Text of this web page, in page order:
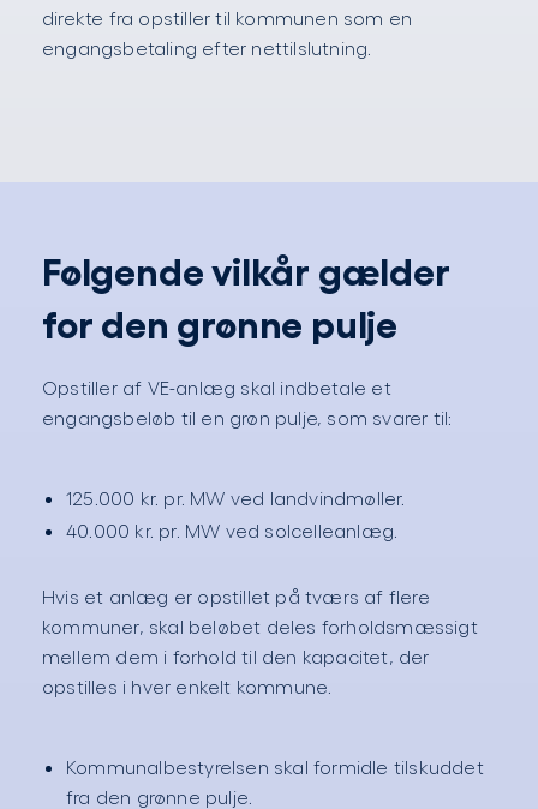
direkte fra opstiller til kommunen som en
engangsbetaling efter nettilslutning.
Følgende vilkår gælder
for den grønne pulje
Opstiller af VE-anlæg skal indbetale et
engangsbeløb til en grøn pulje, som svarer til:
125.000 kr. pr. MW ved landvindmøller.
40.000 kr. pr. MW ved solcelleanlæg.
Hvis et anlæg er opstillet på tværs af flere
kommuner, skal beløbet deles forholdsmæssigt
mellem dem i forhold til den kapacitet, der
opstilles i hver enkelt kommune.
Kommunalbestyrelsen skal formidle tilskuddet
fra den grønne pulje.